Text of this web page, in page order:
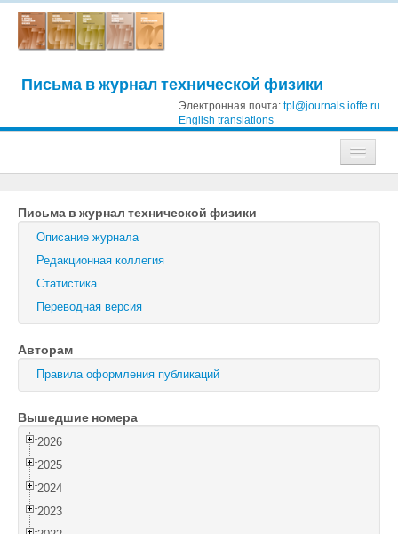
Письма в журнал технической физики
Электронная почта: tpl@journals.ioffe.ru
English translations
Журнал технической физики
Письма в Журнал технической физики
Физика твердого тела
Физика и техника полупроводников
Оптика и спектроскопия
Поиск
Войти
Письма в журнал технической физики
Описание журнала
Редакционная коллегия
Статистика
Переводная версия
Авторам
Правила оформления публикаций
Вышедшие номера
2026
2025
2024
2023